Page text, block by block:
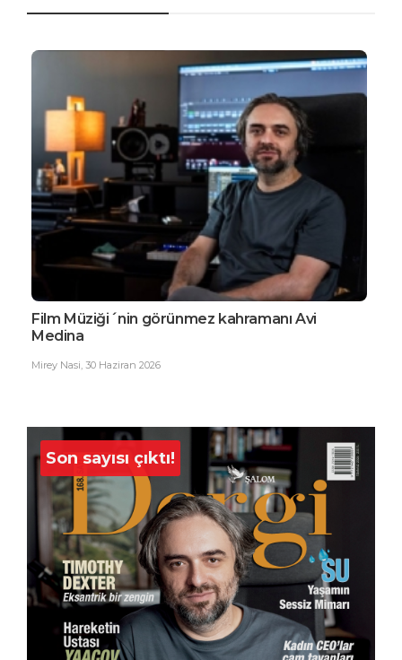
Film Müziği´nin görünmez kahramanı Avi
Medina
Mirey Nasi, 30 Haziran 2026
Son sayısı çıktı!